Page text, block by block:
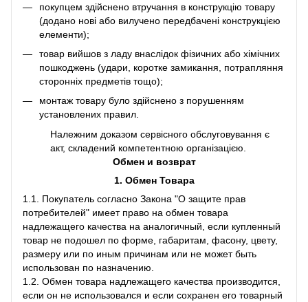
покупцем здійснено втручання в конструкцію товару
(додано нові або вилучено передбачені конструкцією
елементи);
товар вийшов з ладу внаслідок фізичних або хімічних
пошкоджень (удари, коротке замикання, потрапляння
сторонніх предметів тощо);
монтаж товару було здійснено з порушенням
установлених правил.
Належним доказом сервісного обслуговування є
акт, складений компетентною організацією.
Обмен и возврат
1. Обмен Товара
1.1. Покупатель согласно Закона "О защите прав
потребителей" имеет право на обмен товара
надлежащего качества на аналогичный, если купленный
товар не подошел по форме, габаритам, фасону, цвету,
размеру или по иным причинам или не может быть
использован по назначению.
1.2. Обмен товара надлежащего качества производится,
если он не использовался и если сохранен его товарный